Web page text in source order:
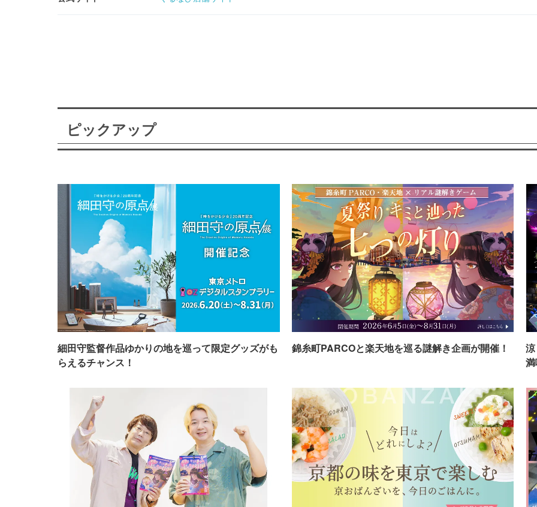
ピックアップ
細田守監督作品ゆかりの地を巡って限定グッズがも
らえるチャンス！
錦糸町PARCOと楽天地を巡る謎解き企画が開催！
満